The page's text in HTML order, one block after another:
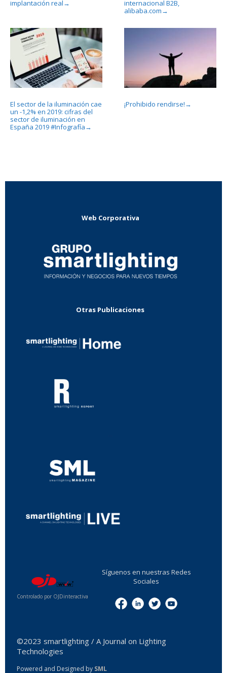
implantación real →
internacional B2B,
alibaba.com →
El sector de la iluminación cae
un -1,2% en 2019: cifras del
sector de iluminación en
España 2019 #Infografía →
¡Prohibido rendirse! →
Web Corporativa
Otras Publicaciones
Controlado por OJDinteractiva
Síguenos en nuestras Redes
Sociales
©2023 smartlighting / A Journal on Lighting
Technologies
Powered and Designed by SML